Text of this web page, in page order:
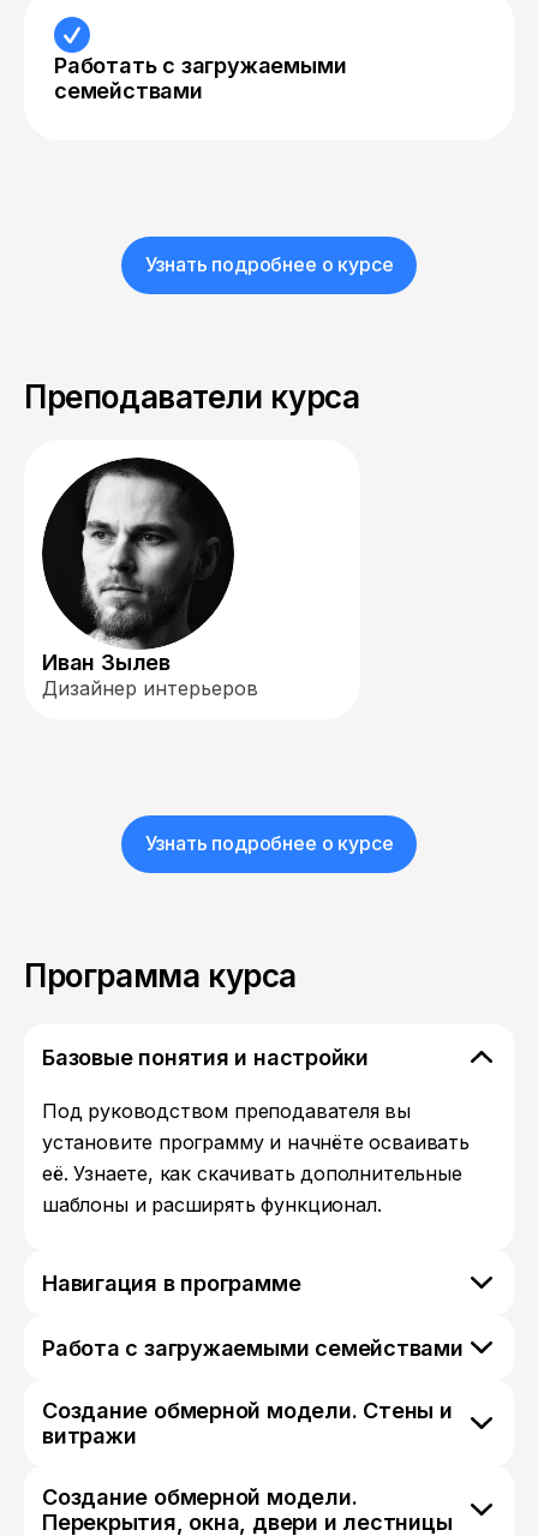
Работать с загружаемыми
семействами
Узнать подробнее о курсе
Преподаватели курса
Иван Зылев
Дизайнер интерьеров
Узнать подробнее о курсе
Программа курса
Базовые понятия и настройки
Под руководством преподавателя вы
установите программу и начнёте осваивать
её. Узнаете, как скачивать дополнительные
шаблоны и расширять функционал.
Навигация в программе
Работа с загружаемыми семействами
Создание обмерной модели. Стены и
витражи
Создание обмерной модели.
Перекрытия, окна, двери и лестницы